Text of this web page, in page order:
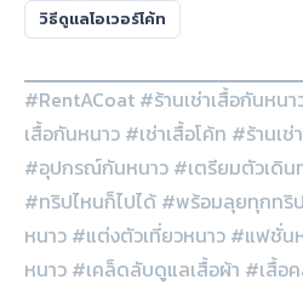
วิธีดูแลโอเวอร์โค้ท
#RentACoat #ร้านเช่าเสื้อกันหนา
เสื้อกันหนาว #เช่าเสื้อโค้ท #ร้านเ
#อุปกรณ์กันหนาว #เตรียมตัวเดิน
#ทริปไหนก็ไปได้ #พร้อมลุยทุกทริ
หนาว #แต่งตัวเที่ยวหนาว #แฟชั่น
หนาว #เคล็ดลับดูแลเสื้อผ้า #เสื้อ